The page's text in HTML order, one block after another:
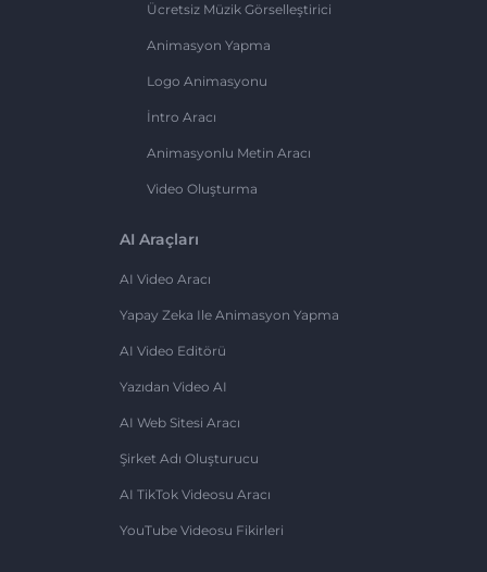
Ücretsiz Müzik Görselleştirici
Animasyon Yapma
Logo Animasyonu
İntro Aracı
Animasyonlu Metin Aracı
Video Oluşturma
AI Araçları
AI Video Aracı
Yapay Zeka Ile Animasyon Yapma
AI Video Editörü
Yazıdan Video AI
AI Web Sitesi Aracı
Şirket Adı Oluşturucu
AI TikTok Videosu Aracı
YouTube Videosu Fikirleri